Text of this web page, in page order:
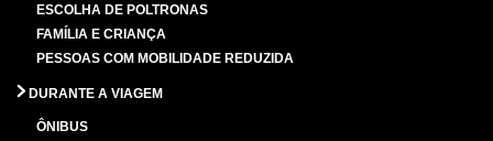
ESCOLHA DE POLTRONAS
FAMÍLIA E CRIANÇA
PESSOAS COM MOBILIDADE REDUZIDA
DURANTE A VIAGEM
ÔNIBUS